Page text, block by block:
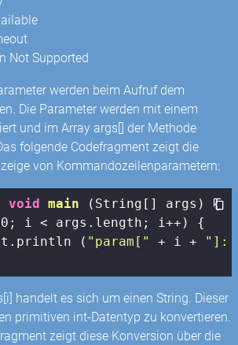
Not Supported
werden beim Aufruf dem
Die Parameter werden mit einem
und im Array args[] der Methode
folgende Codefragment zeigt die
von Kommandozeilenparametern:
void main (String[] args)
{
0 ; i < args.length; i++) {
(
"param[" + i + "]:
handelt es sich um einen String. Dieser
primitiven int-Datentyp zu konvertieren.
zeigt diese Konversion über die